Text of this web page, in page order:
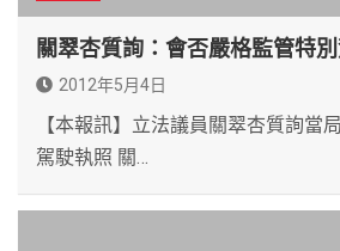
關翠杏質詢：會否嚴格監管特
2012年5月4日
【本報訊】立法議員關翠杏質詢當
駕駛執照 關…